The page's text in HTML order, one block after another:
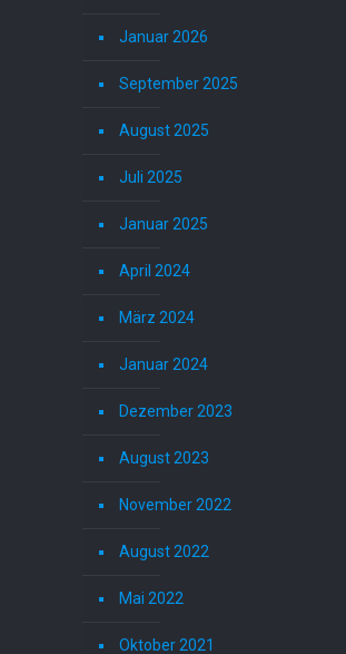
Januar 2026
September 2025
August 2025
Juli 2025
Januar 2025
April 2024
März 2024
Januar 2024
Dezember 2023
August 2023
November 2022
August 2022
Mai 2022
Oktober 2021